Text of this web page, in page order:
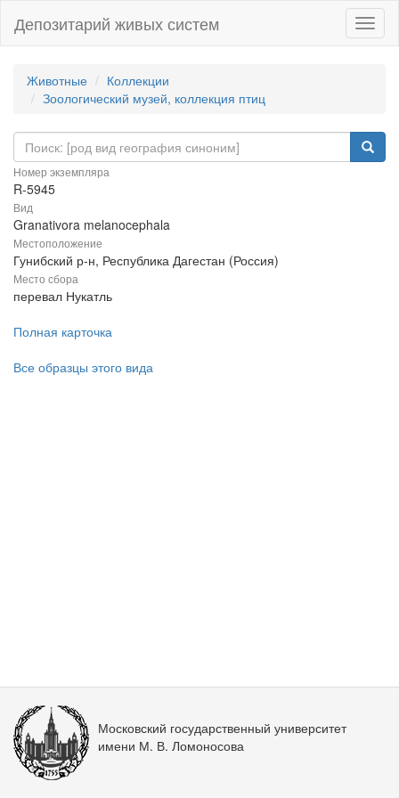
Депозитарий живых систем
Животные
Коллекции
Зоологический музей, коллекция птиц
Номер экземпляра
R-5945
Вид
Granativora melanocephala
Местоположение
Гунибский р-н, Республика Дагестан (Россия)
Место сбора
перевал Нукатль
Полная карточка
Все образцы этого вида
Московский государственный университет
имени М. В. Ломоносова